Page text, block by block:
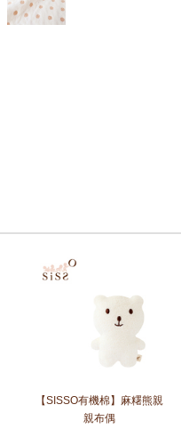
【SISSO有機棉】麻糬熊親
親布偶